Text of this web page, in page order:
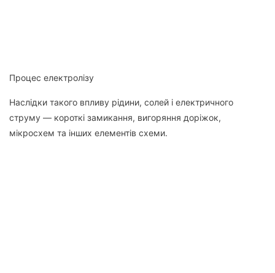
Процес електролізу
Наслідки такого впливу рідини, солей і електричного
струму — короткі замикання, вигоряння доріжок,
мікросхем та інших елементів схеми.